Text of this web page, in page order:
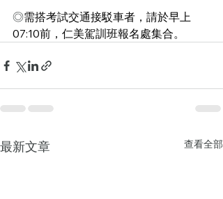
◎需搭考試交通接駁車者，請於早上
07:10前，仁美駕訓班報名處集合。
最新文章 查看全部